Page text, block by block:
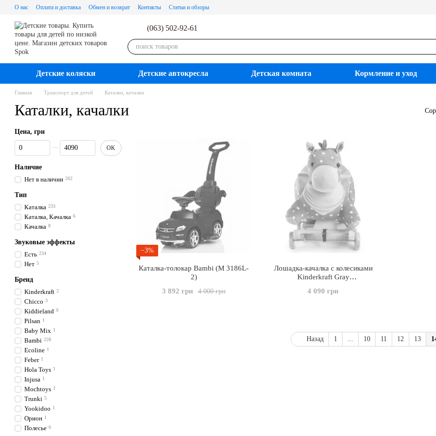
Перейти к основному контенту
О нас Оплата и доставка Обмен и возврат Контакты Статьи и обзоры
(063) 502-92-61
Детские коляски Детские автокресла Детская комната Кормление и уход
Главная Транспорт для детей Каталки, качалки
Каталки, качалки
−3%
Каталка-толокар Bambi (M 3186L-
2)
4 000 грн
3 892 грн
Лошадка-качалка с колесиками
Kinderkraft Gray
4 090 грн
Назад 1 ... 10 11 12 13
Цена, грн
От Цена, грн
До Цена, грн
OK
Наличие
Нет в наличии 262
Тип
Каталка 233
Каталка, Качалка 6
Качалка 8
Звуковые эффекты
Есть 234
Нет 5
Бренд
Kinderkraft 2
Chicco 3
Kiddieland 9
Pilsan 1
Baby Mix 1
Bambi 228
Ecoline 1
Feber 1
Hola Toys 1
Injusa 1
Mochtoys 1
Trunki 5
Yookidoo 1
Орион 1
Полесье 6